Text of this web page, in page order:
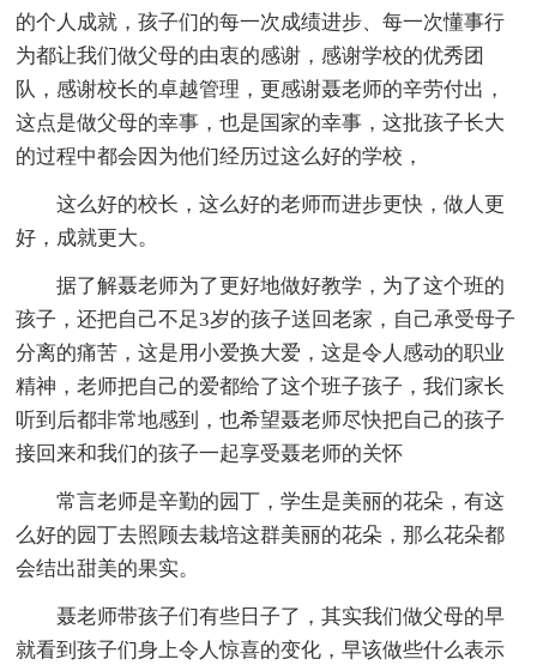
的个人成就，孩子们的每一次成绩进步、每一次懂事行
为都让我们做父母的由衷的感谢，感谢学校的优秀团
队，感谢校长的卓越管理，更感谢聂老师的辛劳付出，
这点是做父母的幸事，也是国家的幸事，这批孩子长大
的过程中都会因为他们经历过这么好的学校，
这么好的校长，这么好的老师而进步更快，做人更
好，成就更大。
据了解聂老师为了更好地做好教学，为了这个班的
孩子，还把自己不足3岁的孩子送回老家，自己承受母子
分离的痛苦，这是用小爱换大爱，这是令人感动的职业
精神，老师把自己的爱都给了这个班子孩子，我们家长
听到后都非常地感到，也希望聂老师尽快把自己的孩子
接回来和我们的孩子一起享受聂老师的关怀
常言老师是辛勤的园丁，学生是美丽的花朵，有这
么好的园丁去照顾去栽培这群美丽的花朵，那么花朵都
会结出甜美的果实。
聂老师带孩子们有些日子了，其实我们做父母的早
就看到孩子们身上令人惊喜的变化，早该做些什么表示